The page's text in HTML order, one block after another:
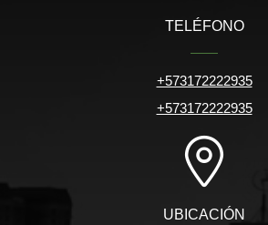
TELÉFONO
+573172222935
+573172222935
UBICACIÓN